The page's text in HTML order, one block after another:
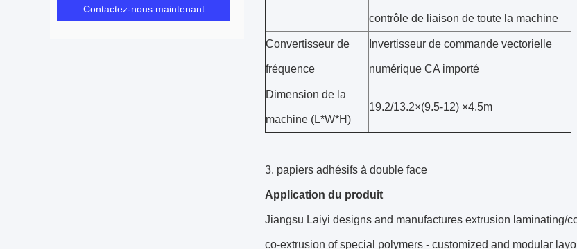
Contactez-nous maintenant
contrôle de liaison de toute la machine
Convertisseur de
fréquence
Invertisseur de commande vectorielle
numérique CA importé
Dimension de la
machine (L*W*H)
19.2/13.2×(9.5-12) ×4.5m
3. papiers adhésifs à double face
Application du produit
Jiangsu Laiyi designs and manufactures extrusion laminating/
co-extrusion of special polymers - customized and modular